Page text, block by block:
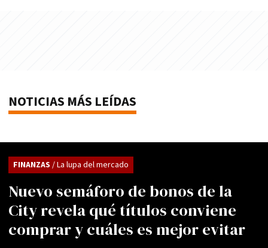
NOTICIAS MÁS LEÍDAS
Nuevo semáforo de bonos de la
City revela qué títulos conviene
comprar y cuáles es mejor evitar
FINANZAS / La lupa del mercado